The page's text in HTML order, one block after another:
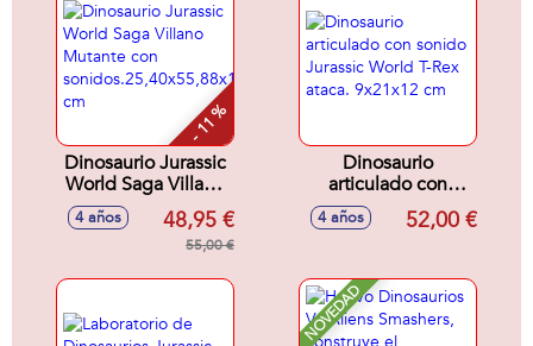
- 11 %
Dinosaurio Jurassic
World Saga Villano
Mutante con
sonidos.25,40x55,88x17,78
4 años 48,95 €
55,00 €
Dinosaurio
articulado con
sonido Jurassic
World T-Rex ataca.
4 años 52,00 €
NOVEDAD